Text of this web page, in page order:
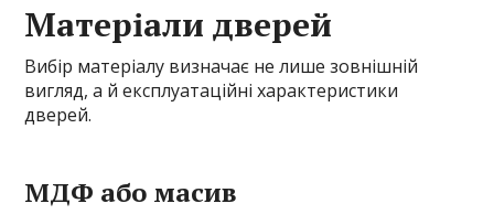
Матеріали дверей
Вибір матеріалу визначає не лише зовнішній
вигляд, а й експлуатаційні характеристики
дверей.
МДФ або масив